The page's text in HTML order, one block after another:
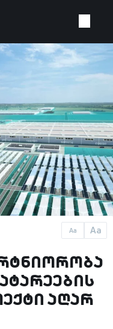
Aa Aa
აღარ